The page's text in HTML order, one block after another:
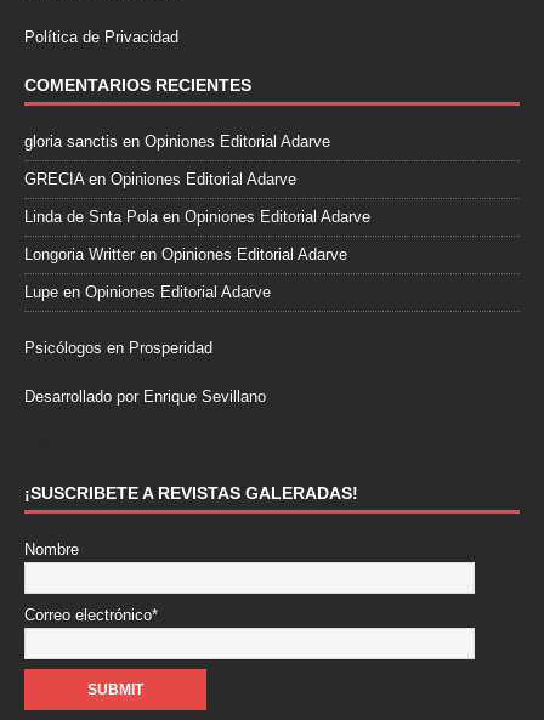
Política de Privacidad
COMENTARIOS RECIENTES
gloria sanctis en Opiniones Editorial Adarve
GRECIAen Opiniones Editorial Adarve
Linda de Snta Polaen Opiniones Editorial Adarve
Longoria Writter en Opiniones Editorial Adarve
Lupe en Opiniones Editorial Adarve
Psicólogos en Prosperidad
Desarrollado por Enrique Sevillano
¡SUSCRIBETE A REVISTAS GALERADAS!
Nombre
Correo electrónico*